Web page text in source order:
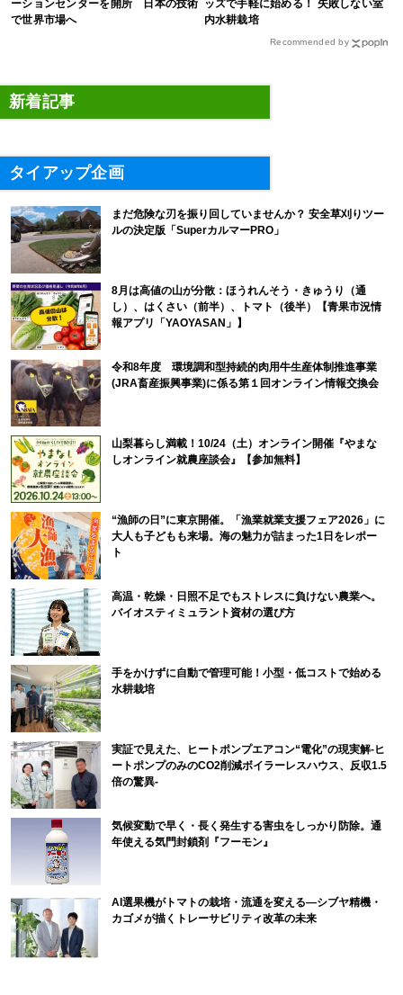
ーションセンターを開所 日本の技術
で世界市場へ
ッズで手軽に始める！ 失敗しない室
内水耕栽培
Recommended by
新着記事
タイアップ企画
まだ危険な刃を振り回していませんか？ 安全草刈りツー
ルの決定版「SuperカルマーPRO」
8月は高値の山が分散：ほうれんそう・きゅうり（通
し）、はくさい（前半）、トマト（後半）【青果市況情
報アプリ「YAOYASAN」】
令和8年度 環境調和型持続的肉用牛生産体制推進事業
(JRA畜産振興事業)に係る第１回オンライン情報交換会
山梨暮らし満載！10/24（土）オンライン開催『やまな
しオンライン就農座談会』【参加無料】
“漁師の日”に東京開催。「漁業就業支援フェア2026」に
大人も子どもも来場。海の魅力が詰まった1日をレポー
ト
高温・乾燥・日照不足でもストレスに負けない農業へ。
バイオスティミュラント資材の選び方
手をかけずに自動で管理可能！小型・低コストで始める
水耕栽培
実証で見えた、ヒートポンプエアコン“電化”の現実解-ヒ
ートポンプのみのCO2削減ボイラーレスハウス、反収1.5
倍の驚異-
気候変動で早く・長く発生する害虫をしっかり防除。通
年使える気門封鎖剤『フーモン』
AI選果機がトマトの栽培・流通を変える―シブヤ精機・
カゴメが描くトレーサビリティ改革の未来